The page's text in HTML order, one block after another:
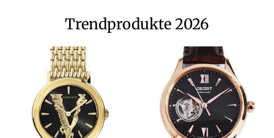
Trendprodukte 2026